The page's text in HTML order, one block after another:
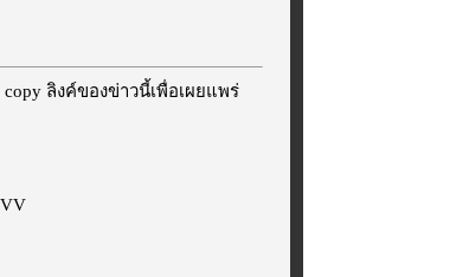
ลิงค์ของข่าวนี้เพื่อเผยแพร่